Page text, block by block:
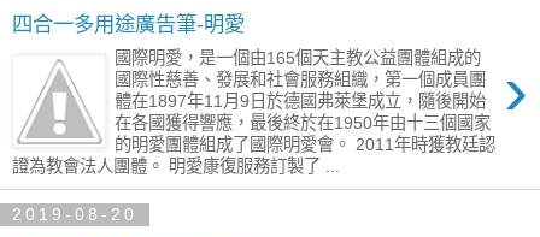
四合一多用途廣告筆-明愛
›
國際明愛，是一個由165個天主教公益團體組成的
國際性慈善、發展和社會服務組織，第一個成員團
體在1897年11月9日於德國弗萊堡成立，隨後開始
在各國獲得響應，最後終於在1950年由十三個國家
的明愛團體組成了國際明愛會。 2011年時獲教廷認
證為教會法人團體。 明愛康復服務訂製了 ...
2019-08-20